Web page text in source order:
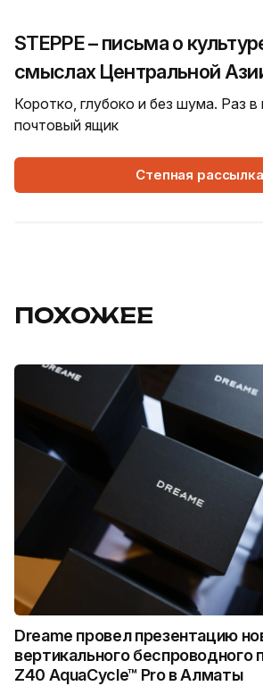
STEPPE – письма о
смыслах Центральной
Коротко, глубоко и без шума. Раз
почтовый ящик
Степная рассылка
ПОХОЖЕЕ
Dreame провел презентацию
вертикального беспроводного
Z40 AquaCycle™ Pro в Алматы